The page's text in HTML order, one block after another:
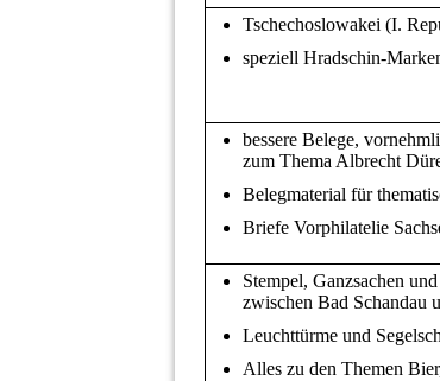
Tschechoslowakei (I.
speziell Hradschin-
bessere Belege,
zum Thema Albrecht
Belegmaterial für
Briefe Vorphilatelie
Stempel, Ganzsachen
zwischen Bad Schandau
Leuchttürme und
Alles zu den Themen